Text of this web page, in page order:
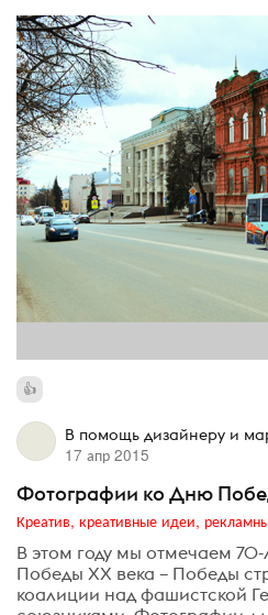
В помощь дизайнеру и
17 апр 2015
Фотографии ко Дню
Креатив, креативные идеи,
В этом году мы отмечаем
Победы XX века – Победы
коалиции над фашистской